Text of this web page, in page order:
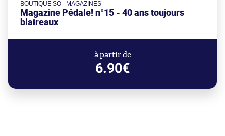
BOUTIQUE SO - MAGAZINES
Magazine Pédale! n°15 - 40 ans toujours
blaireaux
à partir de
6.90€